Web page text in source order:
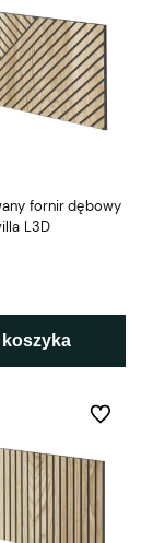
fornir dębowy
L3D
koszyka
Do